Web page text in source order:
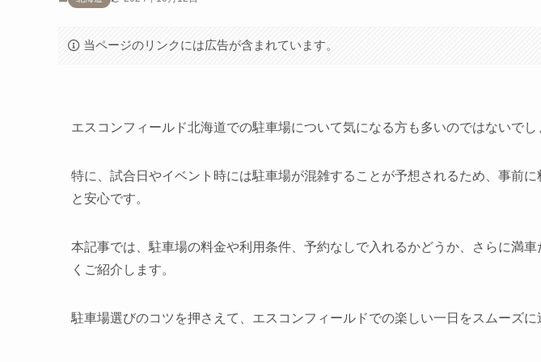
当ページのリンクには広告が含まれています。
エスコンフィールド北海道での駐車場について気になる方も多いのではないでし
特に、試合日やイベント時には駐車場が混雑することが予想されるため、事前に
と安心です。
本記事では、駐車場の料金や利用条件、予約なしで入れるかどうか、さらに満
くご紹介します。
駐車場選びのコツを押さえて、エスコンフィールドでの楽しい一日をスムーズに